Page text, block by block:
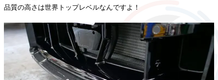
品質の高さは世界トップレベルなんですよ！